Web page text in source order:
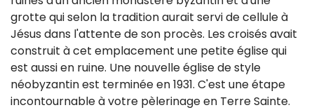
grotte qui selon la tradition aurait servi de cellule à
Jésus dans l'attente de son procès. Les croisés avait
construit à cet emplacement une petite église qui
est aussi en ruine. Une nouvelle église de style
néobyzantin est terminée en 1931. C'est une étape
incontournable à votre pèlerinage en Terre Sainte.